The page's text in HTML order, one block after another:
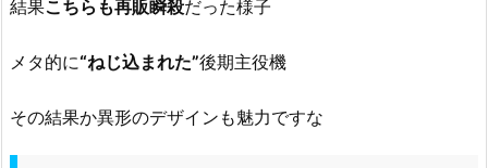
結果こちらも再販瞬殺だった様子
メタ的に“ねじ込まれた”後期主役機
その結果か異形のデザインも魅力ですな